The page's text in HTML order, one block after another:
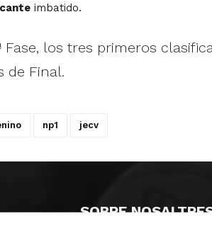
imbatido.
Fase, los tres primeros
de Final.
np1 jecv
SOBRE